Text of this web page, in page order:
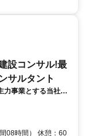
設コンサル!最
サルタント
力事業とする当社に
ていただくことを
く場合有
08時間） 休憩：60